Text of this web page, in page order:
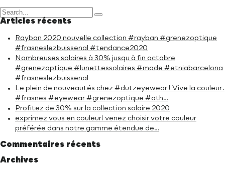
Articles récents
Rayban 2020 nouvelle collection #rayban #grenezoptique
#frasneslezbuissenal #tendance2020
Nombreuses solaires à 30% jusqu à fin octobre
#grenezoptique #lunettessolaires #mode #etniabarcelona
#frasneslezbuissenal
Le plein de nouveautés chez #dutzeyewear ! Vive la couleur.
#frasnes #eyewear #grenezoptique #ath…
Profitez de 30% sur la collection solaire 2020
exprimez vous en couleur! venez choisir votre couleur
préférée dans notre gamme étendue de…
Commentaires récents
Archives